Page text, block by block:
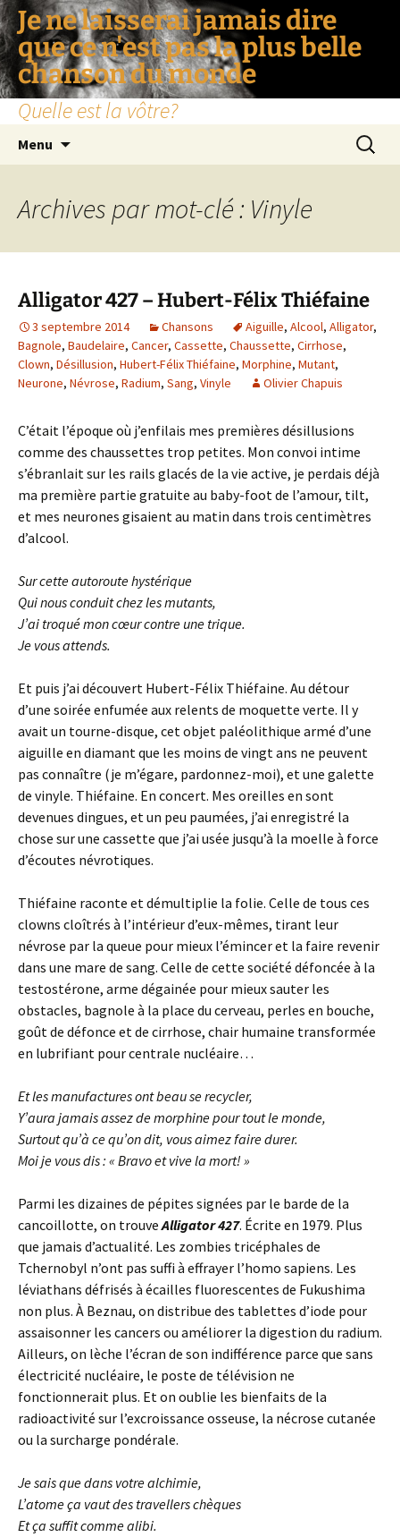
Je ne laisserai jamais dire
que ce n'est pas la plus belle
chanson du monde
Quelle est la vôtre?
Menu
Archives par mot-clé : Vinyle
Alligator 427 – Hubert-Félix Thiéfaine
3 septembre 2014 Chansons Aiguille, Alcool, Alligator,
Bagnole, Baudelaire, Cancer, Cassette, Chaussette, Cirrhose,
Clown, Désillusion, Hubert-Félix Thiéfaine, Morphine, Mutant,
Neurone, Névrose, Radium, Sang, Vinyle Olivier Chapuis
C’était l’époque où j’enfilais mes premières désillusions
comme des chaussettes trop petites. Mon convoi intime
s’ébranlait sur les rails glacés de la vie active, je perdais déjà
ma première partie gratuite au baby-foot de l’amour, tilt,
et mes neurones gisaient au matin dans trois centimètres
d’alcool.
Sur cette autoroute hystérique
Qui nous conduit chez les mutants,
J’ai troqué mon cœur contre une trique.
Je vous attends.
Et puis j’ai découvert Hubert-Félix Thiéfaine. Au détour
d’une soirée enfumée aux relents de moquette verte. Il y
avait un tourne-disque, cet objet paléolithique armé d’une
aiguille en diamant que les moins de vingt ans ne peuvent
pas connaître (je m’égare, pardonnez-moi), et une galette
de vinyle. Thiéfaine. En concert. Mes oreilles en sont
devenues dingues, et un peu paumées, j’ai enregistré la
chose sur une cassette que j’ai usée jusqu’à la moelle à force
d’écoutes névrotiques.
Thiéfaine raconte et démultiplie la folie. Celle de tous ces
clowns cloîtrés à l’intérieur d’eux-mêmes, tirant leur
névrose par la queue pour mieux l’émincer et la faire revenir
dans une mare de sang. Celle de cette société défoncée à la
testostérone, arme dégainée pour mieux sauter les
obstacles, bagnole à la place du cerveau, perles en bouche,
goût de défonce et de cirrhose, chair humaine transformée
en lubrifiant pour centrale nucléaire…
Et les manufactures ont beau se recycler,
Y’aura jamais assez de morphine pour tout le monde,
Surtoutqu’à cequ’on dit, vous aimez faire durer.
Moi je vous dis: « Bravo et vive la mort! »
Parmi les dizaines de pépites signées par le barde de la
cancoillotte, on trouveAlligator 427. Écrite en 1979. Plus
que jamais d’actualité. Les zombies tricéphales de
Tchernobyl n’ont pas suffi à effrayer l’homo sapiens. Les
léviathans défrisés à écailles fluorescentes de Fukushima
non plus. À Beznau, on distribue des tablettes d’iode pour
assaisonner les cancers ou améliorer la digestion du radium.
Ailleurs, on lèche l’écran de son indifférence parce que sans
électricité nucléaire, le poste de télévision ne
fonctionnerait plus. Et on oublie les bienfaits de la
radioactivité sur l’excroissance osseuse, la nécrose cutanée
ou la surcharge pondérale.
Je sais que dans votre alchimie,
L’atome ça vaut des travellers chèques
Et ça suffit comme alibi.